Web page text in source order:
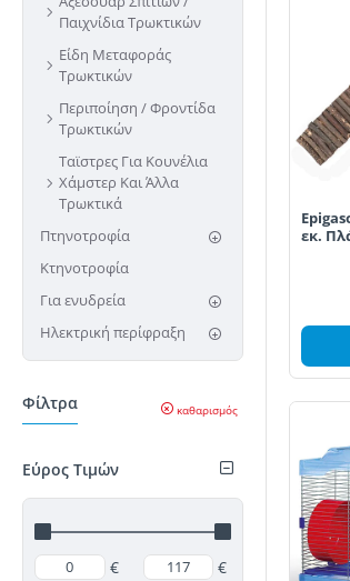
Παιχνίδια Τρωκτικών
Είδη Μεταφοράς
Τρωκτικών
Περιποίηση / Φροντίδα
Τρωκτικών
Ταϊστρες Για Κουνέλια
Χάμστερ Και Άλλα
Τρωκτικά
Πτηνοτροφία
Κτηνοτροφία
Για ενυδρεία
Ηλεκτρική περίφραξη
Φίλτρα καθαρισμός
Εύρος Τιμών
€ €
εκ.